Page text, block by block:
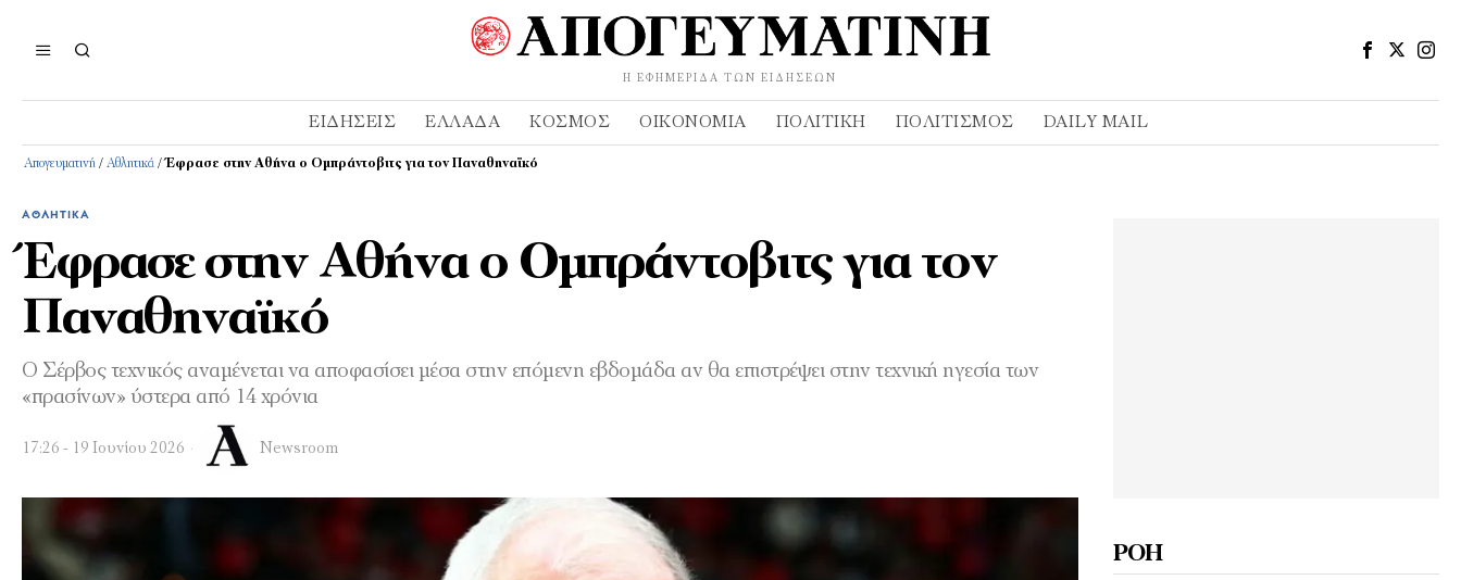
Η ΕΦΗΜΕΡΊΔΑ ΤΩΝ ΕΙΔΉΣΕΩΝ
ΕΙΔΉΣΕΙΣ ΕΛΛΆΔΑ ΚΌΣΜΟΣ ΟΙΚΟΝΟΜΊΑ ΠΟΛΙΤΙΚΉ ΠΟΛΙΤΙΣΜΌΣ DAILY MAIL
Απογευματινή / Αθλητικά /Έφρασε στην Αθήνα ο Ομπράντοβιτς για τον Παναθηναϊκό
ΑΘΛΗΤΙΚΆ
Έφρασε στην Αθήνα ο Ομπράντοβιτς για τον
Παναθηναϊκό
Ο Σέρβος τεχνικός αναμένεται να αποφασίσει μέσα στην επόμενη εβδομάδα αν θα επιστρέψει στην τεχνική ηγεσία των
«πρασίνων» ύστερα από 14 χρόνια
17:26 - 19 Ιουνίου 2026 Newsroom
ΡΟΉ